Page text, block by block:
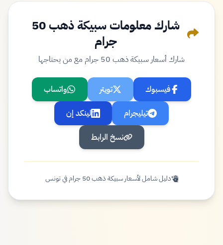
شارك معلومات سبيكة ذهب 50
جرام
شارك أسعار سبيكة ذهب 50 جرام مع من يحتاجها
فيسبوك تويتر
واتساب
تيليجرام
لينكد إن
نسخ الرابط
دليل شامل لأسعار سبيكة ذهب 50 جرام في تونس